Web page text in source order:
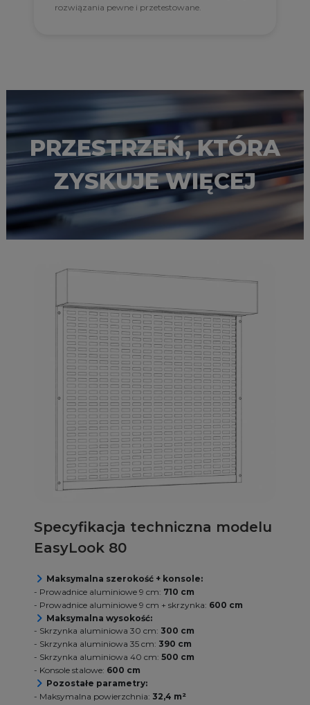
rozwiązania pewne i przetestowane.
PRZESTRZEŃ, KTÓRA
ZYSKUJE WIĘCEJ
Specyfikacja techniczna modelu
EasyLook 80
Maksymalna szerokość + konsole:
- Prowadnice aluminiowe 9 cm: 710 cm
- Prowadnice aluminiowe 9 cm + skrzynka: 600 cm
Maksymalna wysokość:
- Skrzynka aluminiowa 30 cm: 300 cm
- Skrzynka aluminiowa 35 cm: 390 cm
- Skrzynka aluminiowa 40 cm: 500 cm
- Konsole stalowe: 600 cm
Pozostałe parametry:
- Maksymalna powierzchnia: 32,4 m²